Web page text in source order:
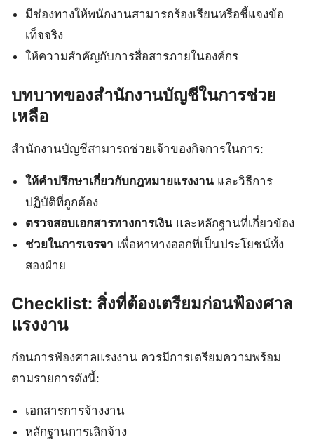
มีช่องทางให้พนักงานสามารถร้องเรียนหรือชี้แจงข้อ
เท็จจริง
ให้ความสำคัญกับการสื่อสารภายในองค์กร
บทบาทของสำนักงานบัญชีในการช่วย
เหลือ
สำนักงานบัญชีสามารถช่วยเจ้าของกิจการในการ:
ให้คำปรึกษาเกี่ยวกับกฎหมายแรงงาน และวิธีการ
ปฏิบัติที่ถูกต้อง
ตรวจสอบเอกสารทางการเงิน และหลักฐานที่เกี่ยวข้อง
ช่วยในการเจรจา เพื่อหาทางออกที่เป็นประโยชน์ทั้ง
สองฝ่าย
Checklist: สิ่งที่ต้องเตรียมก่อนฟ้องศาล
แรงงาน
ก่อนการฟ้องศาลแรงงาน ควรมีการเตรียมความพร้อม
ตามรายการดังนี้:
เอกสารการจ้างงาน
หลักฐานการเลิกจ้าง